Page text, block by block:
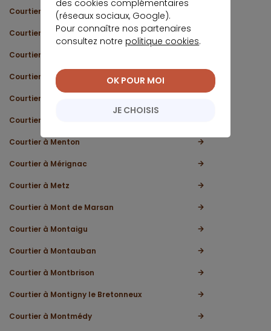
Courtier à Malo-les-Bains
Courtier à Mantes-la-Jolie
Courtier à Marcq-en-Baroeul
Courtier à Marseille Vieux-port
Courtier en Martinique
Courtier à Meaux
Courtier à Menton
Courtier à Mérignac
Courtier à Metz
Courtier à Mont de Marsan
Courtier à Montaigu
Courtier à Montauban
Courtier à Montbrison
Courtier à Montigny le Bretonneux
Courtier à Montmédy
des cookies complémentaires
(réseaux sociaux, Google).
Pour connaître nos partenaires
consultez notre politique cookies.
JE CHOISIS
OK POUR MOI